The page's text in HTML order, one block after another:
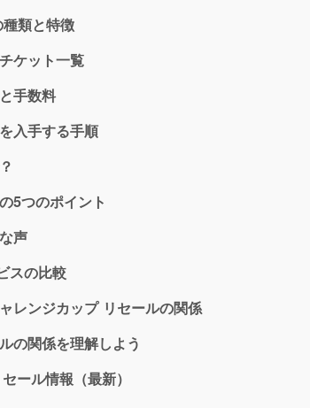
類と特徴
ケット一覧
手数料
入手する手順
5つのポイント
声
スの比較
レンジカップ リセールの関係
の関係を理解しよう
ール情報（最新）